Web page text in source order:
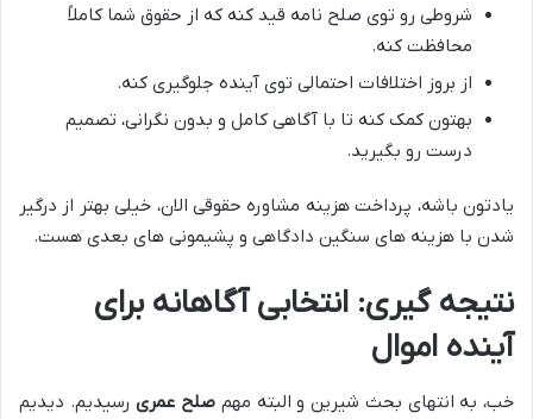
شروطی رو توی صلح نامه قید کنه که از حقوق شما کاملاً
محافظت کنه.
از بروز اختلافات احتمالی توی آینده جلوگیری کنه.
بهتون کمک کنه تا با آگاهی کامل و بدون نگرانی، تصمیم
درست رو بگیرید.
یادتون باشه، پرداخت هزینه مشاوره حقوقی الان، خیلی بهتر از درگیر
شدن با هزینه های سنگین دادگاهی و پشیمونی های بعدی هست.
نتیجه گیری: انتخابی آگاهانه برای
آینده اموال
خب، به انتهای بحث شیرین و البته مهم صلح عمریرسیدیم. دیدیم